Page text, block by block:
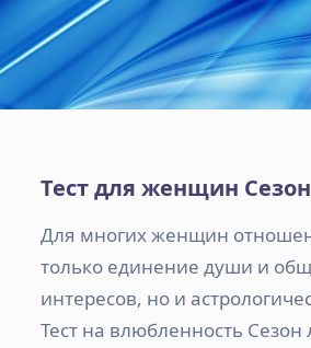
Тест для женщин
Для многих женщин
только единение души и
интересов, но и
Тест на влюбленность